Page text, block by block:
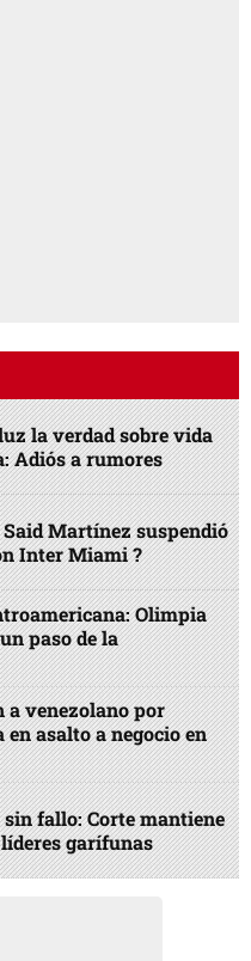
la verdad sobre vida
Adiós a rumores
Said Martínez suspendió
Inter Miami ?
Olimpia
paso de la
a venezolano por
asalto a negocio en
sin fallo: Corte mantiene
garífunas